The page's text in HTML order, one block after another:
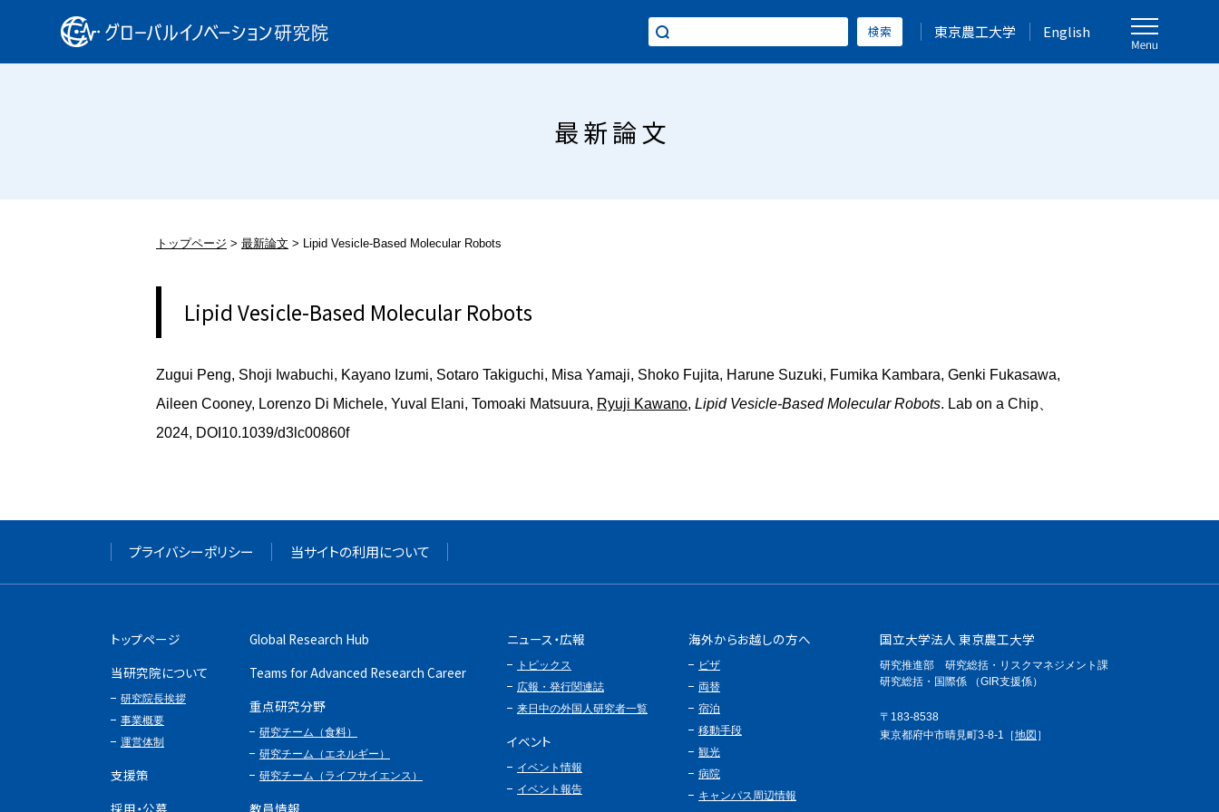
東京農工大学 English
最新論文
トップページ 最新論文 Lipid Vesicle-Based Molecular Robots
Lipid Vesicle-Based Molecular Robots
Zugui Peng, Shoji Iwabuchi, Kayano Izumi, Sotaro Takiguchi, Misa Yamaji, Shoko Fujita, Harune Suzuki, Fumika Kambara, Genki Fukasawa,
Aileen Cooney, Lorenzo Di Michele, Yuval Elani, Tomoaki Matsuura, Ryuji Kawano, Lipid Vesicle-Based Molecular Robots. Lab on a Chip、
2024, DOI10.1039/d3lc00860f
プライバシーポリシー 当サイトの利用について
トップページ
当研究院について
研究院長挨拶
事業概要
運営体制
支援策
採用・公募
Global Research Hub
Teams for Advanced Research Career
重点研究分野
研究チーム（食料）
研究チーム（エネルギー）
研究チーム（ライフサイエンス）
教員情報
ニュース・広報
トピックス
広報・発行関連誌
来日中の外国人研究者一覧
イベント
イベント情報
イベント報告
海外からお越しの方へ
ビザ
両替
宿泊
移動手段
観光
病院
キャンパス周辺情報
国立大学法人 東京農工大学
研究推進部 研究総括・リスクマネジメント課
研究総括・国際係 （GIR支援係）
〒183-8538
東京都府中市晴見町3-8-1［地図 ］